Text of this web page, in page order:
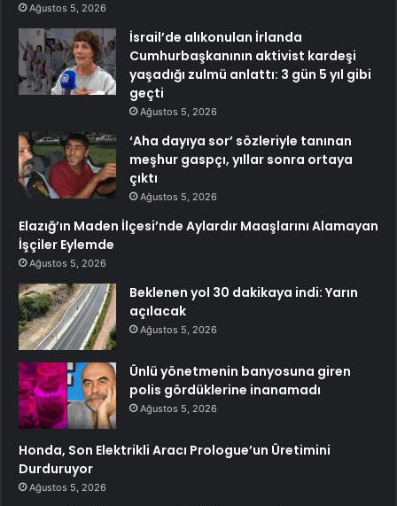
Ağustos 5, 2026
İsrail’de alıkonulan İrlanda
Cumhurbaşkanının aktivist kardeşi
yaşadığı zulmü anlattı: 3 gün 5 yıl gibi
geçti
Ağustos 5, 2026
‘Aha dayıya sor’ sözleriyle tanınan
meşhur gaspçı, yıllar sonra ortaya
çıktı
Ağustos 5, 2026
Elazığ’ın Maden İlçesi’nde Aylardır Maaşlarını Alamayan
İşçiler Eylemde
Ağustos 5, 2026
Beklenen yol 30 dakikaya indi: Yarın
açılacak
Ağustos 5, 2026
Ünlü yönetmenin banyosuna giren
polis gördüklerine inanamadı
Ağustos 5, 2026
Honda, Son Elektrikli Aracı Prologue’un Üretimini
Durduruyor
Ağustos 5, 2026